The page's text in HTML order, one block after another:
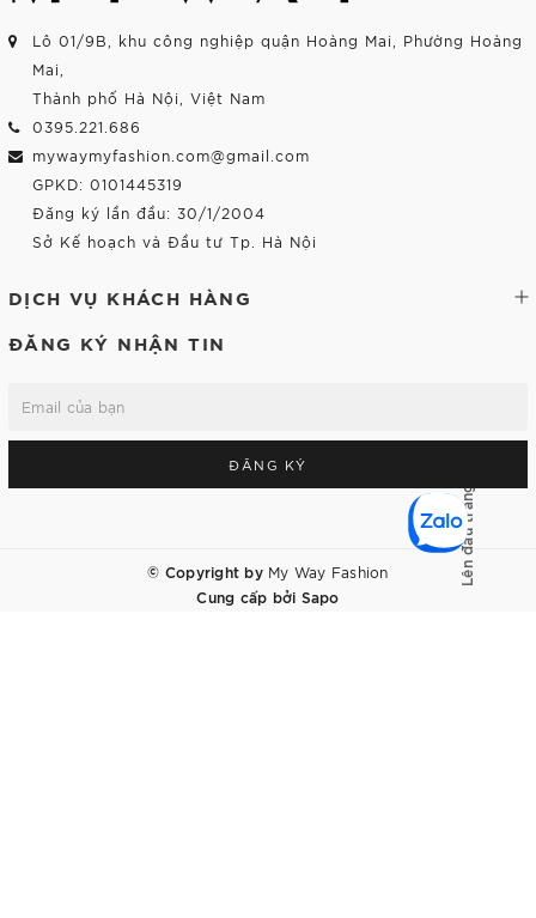
Lô 01/9B, khu công nghiệp quận Hoàng Mai, Phường Hoàng
Mai,
Thành phố Hà Nội, Việt Nam
0395.221.686
mywaymyfashion.com@gmail.com
GPKD: 0101445319
Đăng ký lần đầu: 30/1/2004
Sở Kế hoạch và Đầu tư Tp. Hà Nội
DỊCH VỤ KHÁCH HÀNG
ĐĂNG KÝ NHẬN TIN
ĐĂNG KÝ
© Copyright by My Way Fashion
Cung cấp bởi Sapo
Lên đầu trang